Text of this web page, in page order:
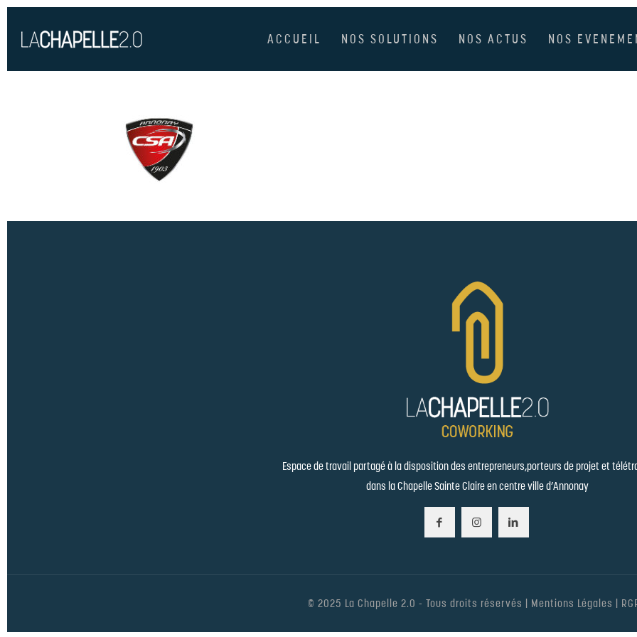
ACCUEIL NOS SOLUTIONS NOS ACTUS NOS
Espace de travail partagé à la disposition des entrepreneurs,porteurs de projet et
dans la Chapelle Sainte Claire en centre ville d’Annonay
© 2025 La Chapelle 2.0 - Tous droits réservés | Mentions Légales